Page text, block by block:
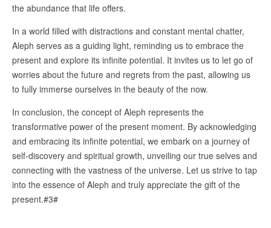
the abundance that life offers.
In a world filled with distractions and constant mental chatter,
Aleph serves as a guiding light, reminding us to embrace the
present and explore its infinite potential. It invites us to let go of
worries about the future and regrets from the past, allowing us
to fully immerse ourselves in the beauty of the now.
In conclusion, the concept of Aleph represents the
transformative power of the present moment. By acknowledging
and embracing its infinite potential, we embark on a journey of
self-discovery and spiritual growth, unveiling our true selves and
connecting with the vastness of the universe. Let us strive to tap
into the essence of Aleph and truly appreciate the gift of the
present.#3#